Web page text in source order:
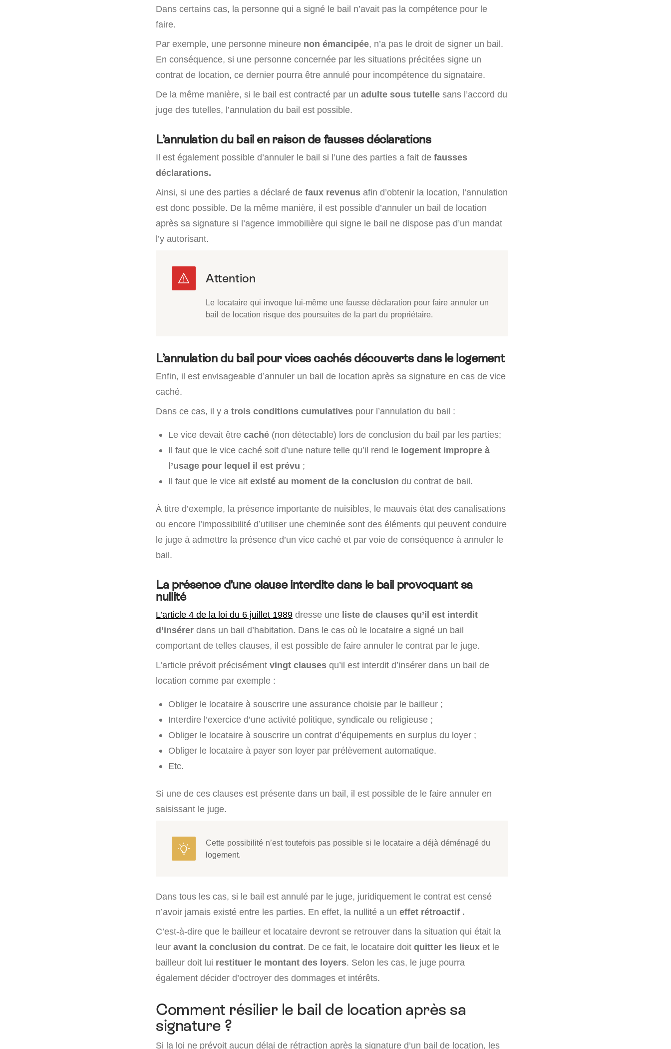
Dans certains cas, la personne qui a signé le bail n’avait pas la compétence pour le
faire.
Par exemple, une personne mineure non émancipée, n’a pas le droit de signer un bail.
En conséquence, si une personne concernée par les situations précitées signe un
contrat de location, ce dernier pourra être annulé pour incompétence du signataire.
De la même manière, si le bail est contracté par un adulte sous tutelle sans l’accord du
juge des tutelles, l’annulation du bail est possible.
L’annulation du bail en raison de fausses déclarations
Il est également possible d’annuler le bail si l’une des parties a fait de fausses
déclarations.
Ainsi, si une des parties a déclaré de faux revenus afin d’obtenir la location, l’annulation
est donc possible. De la même manière, il est possible d’annuler un bail de location
après sa signature si l’agence immobilière qui signe le bail ne dispose pas d’un mandat
l’y autorisant.
Le locataire qui invoque lui-même une fausse déclaration pour faire annuler un
bail de location risque des poursuites de la part du propriétaire.
L’annulation du bail pour vices cachés découverts dans le logement
Enfin, il est envisageable d’annuler un bail de location après sa signature en cas de vice
caché.
Dans ce cas, il y a trois conditions cumulatives pour l’annulation du bail :
Le vice devait être caché (non détectable) lors de conclusion du bail par les parties;
Il faut que le vice caché soit d’une nature telle qu’il rend le logement impropre à
l’usage pour lequel il est prévu ;
Il faut que le vice ait existé au moment de la conclusion du contrat de bail.
À titre d’exemple, la présence importante de nuisibles, le mauvais état des canalisations
ou encore l’impossibilité d’utiliser une cheminée sont des éléments qui peuvent conduire
le juge à admettre la présence d’un vice caché et par voie de conséquence à annuler le
bail.
La présence d’une clause interdite dans le bail provoquant sa
nullité
L’article 4 de la loi du 6 juillet 1989 dresse une liste de clauses qu’il est interdit
d’insérer dans un bail d’habitation. Dans le cas où le locataire a signé un bail
comportant de telles clauses, il est possible de faire annuler le contrat par le juge.
L’article prévoit précisément vingt clauses qu’il est interdit d’insérer dans un bail de
location comme par exemple :
Obliger le locataire à souscrire une assurance choisie par le bailleur ;
Interdire l’exercice d’une activité politique, syndicale ou religieuse ;
Obliger le locataire à souscrire un contrat d’équipements en surplus du loyer ;
Obliger le locataire à payer son loyer par prélèvement automatique.
Etc.
Si une de ces clauses est présente dans un bail, il est possible de le faire annuler en
saisissant le juge.
Cette possibilité n’est toutefois pas possible si le locataire a déjà déménagé du
logement.
Dans tous les cas, si le bail est annulé par le juge, juridiquement le contrat est censé
n’avoir jamais existé entre les parties. En effet, la nullité a un effet rétroactif .
C’est-à-dire que le bailleur et locataire devront se retrouver dans la situation qui était la
leur avant la conclusion du contrat. De ce fait, le locataire doit quitter les lieux et le
bailleur doit lui restituer le montant des loyers. Selon les cas, le juge pourra
également décider d’octroyer des dommages et intérêts.
Comment résilier le bail de location après sa
signature ?
Si la loi ne prévoit aucun délai de rétraction après la signature d’un bail de location, les